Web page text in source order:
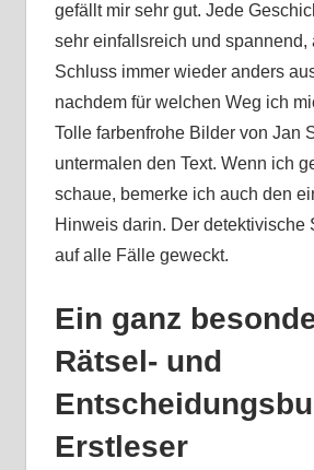
gefällt mir sehr gut. Jede
sehr einfallsreich und spannend,
Schluss immer wieder anders
nachdem für welchen Weg ich
Tolle farbenfrohe Bilder von Jan
untermalen den Text. Wenn ich
schaue, bemerke ich auch den
Hinweis darin. Der detektivische
auf alle Fälle geweckt.
Ein ganz
Rätsel- und
Erstleser